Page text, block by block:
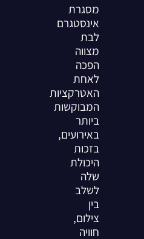
מסגרת
אינסטגרם
לבת
מצווה
הפכה
לאחת
האטרקציות
המבוקשות
ביותר
באירועים,
בזכות
היכולת
שלה
לשלב
בין
צילום,
חוויה